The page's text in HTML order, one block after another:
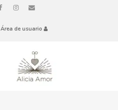
Área de usuario